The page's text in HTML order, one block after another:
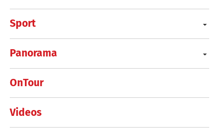
Sport
Panorama
OnTour
Videos